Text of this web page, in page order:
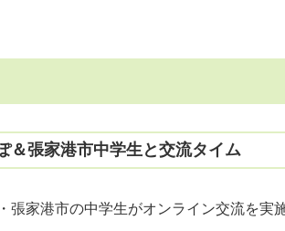
＆張家港市中学生と交流タイム
張家港市の中学生がオンライン交流を実